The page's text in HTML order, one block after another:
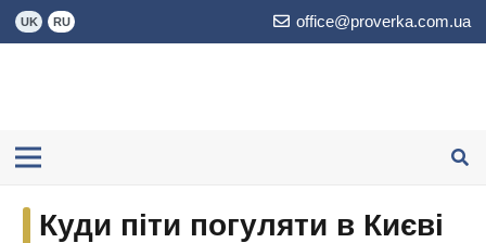
UK RU office@proverka.com.ua
Куди піти погуляти в Києві